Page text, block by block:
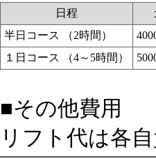
日程
半日コース （2時間）
１日コース （4～5時間）
■その他費用
リフト代は各